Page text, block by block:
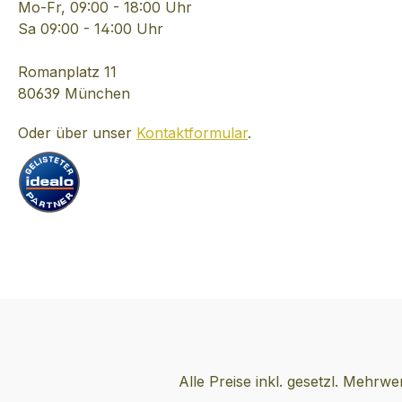
Mo-Fr, 09:00 - 18:00 Uhr
Sa 09:00 - 14:00 Uhr
Romanplatz 11
80639 München
Oder über unser Kontaktformular.
Alle Preise inkl. gesetzl.